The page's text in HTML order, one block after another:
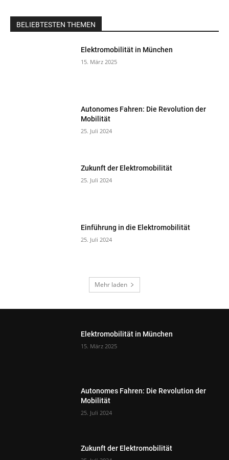
BELIEBTESTEN THEMEN
Elektromobilität in München
15. März 2025
Autonomes Fahren: Die Revolution der
Mobilität
25. Juli 2024
Zukunft der Elektromobilität
25. Juli 2024
Einführung in die Elektromobilität
25. Juli 2024
Mehr laden
Elektromobilität in München
15. März 2025
Autonomes Fahren: Die Revolution der
Mobilität
25. Juli 2024
Zukunft der Elektromobilität